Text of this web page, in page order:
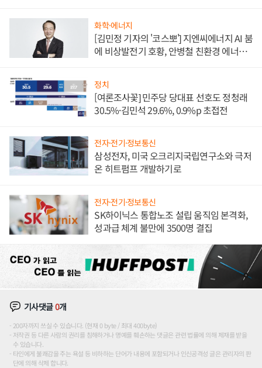
화학·에너지
[김민정 기자의 '코스뽀'] 지엔씨에너지 AI 붐
에 비상발전기 호황, 안병철 친환경 에너지
정치
[여론조사꽃] 민주당 당대표 선호도 정청래
30.5%·김민석 29.6%, 0.9%p 초접전
전자·전기·정보통신
삼성전자, 미국 오크리지국립연구소와 극저
온 히트펌프 개발하기로
전자·전기·정보통신
SK하이닉스 통합노조 설립 움직임 본격화,
성과급 체계 불만에 3500명 결집
기사댓글0개
200자까지 쓰실 수 있습니다. (현재 0 byte / 최대 400byte)
저작권 등 다른 사람의 권리를 침해하거나 명예를 훼손하는 댓글은 관련 법률에 의해 제재를 받을
수 있습니다.
타인에게 불쾌감을 주는 욕설 등 비하하는 단어가 내용에 포함되거나 인신공격성 글은 관리자의 판
단에 의해 삭제 합니다.